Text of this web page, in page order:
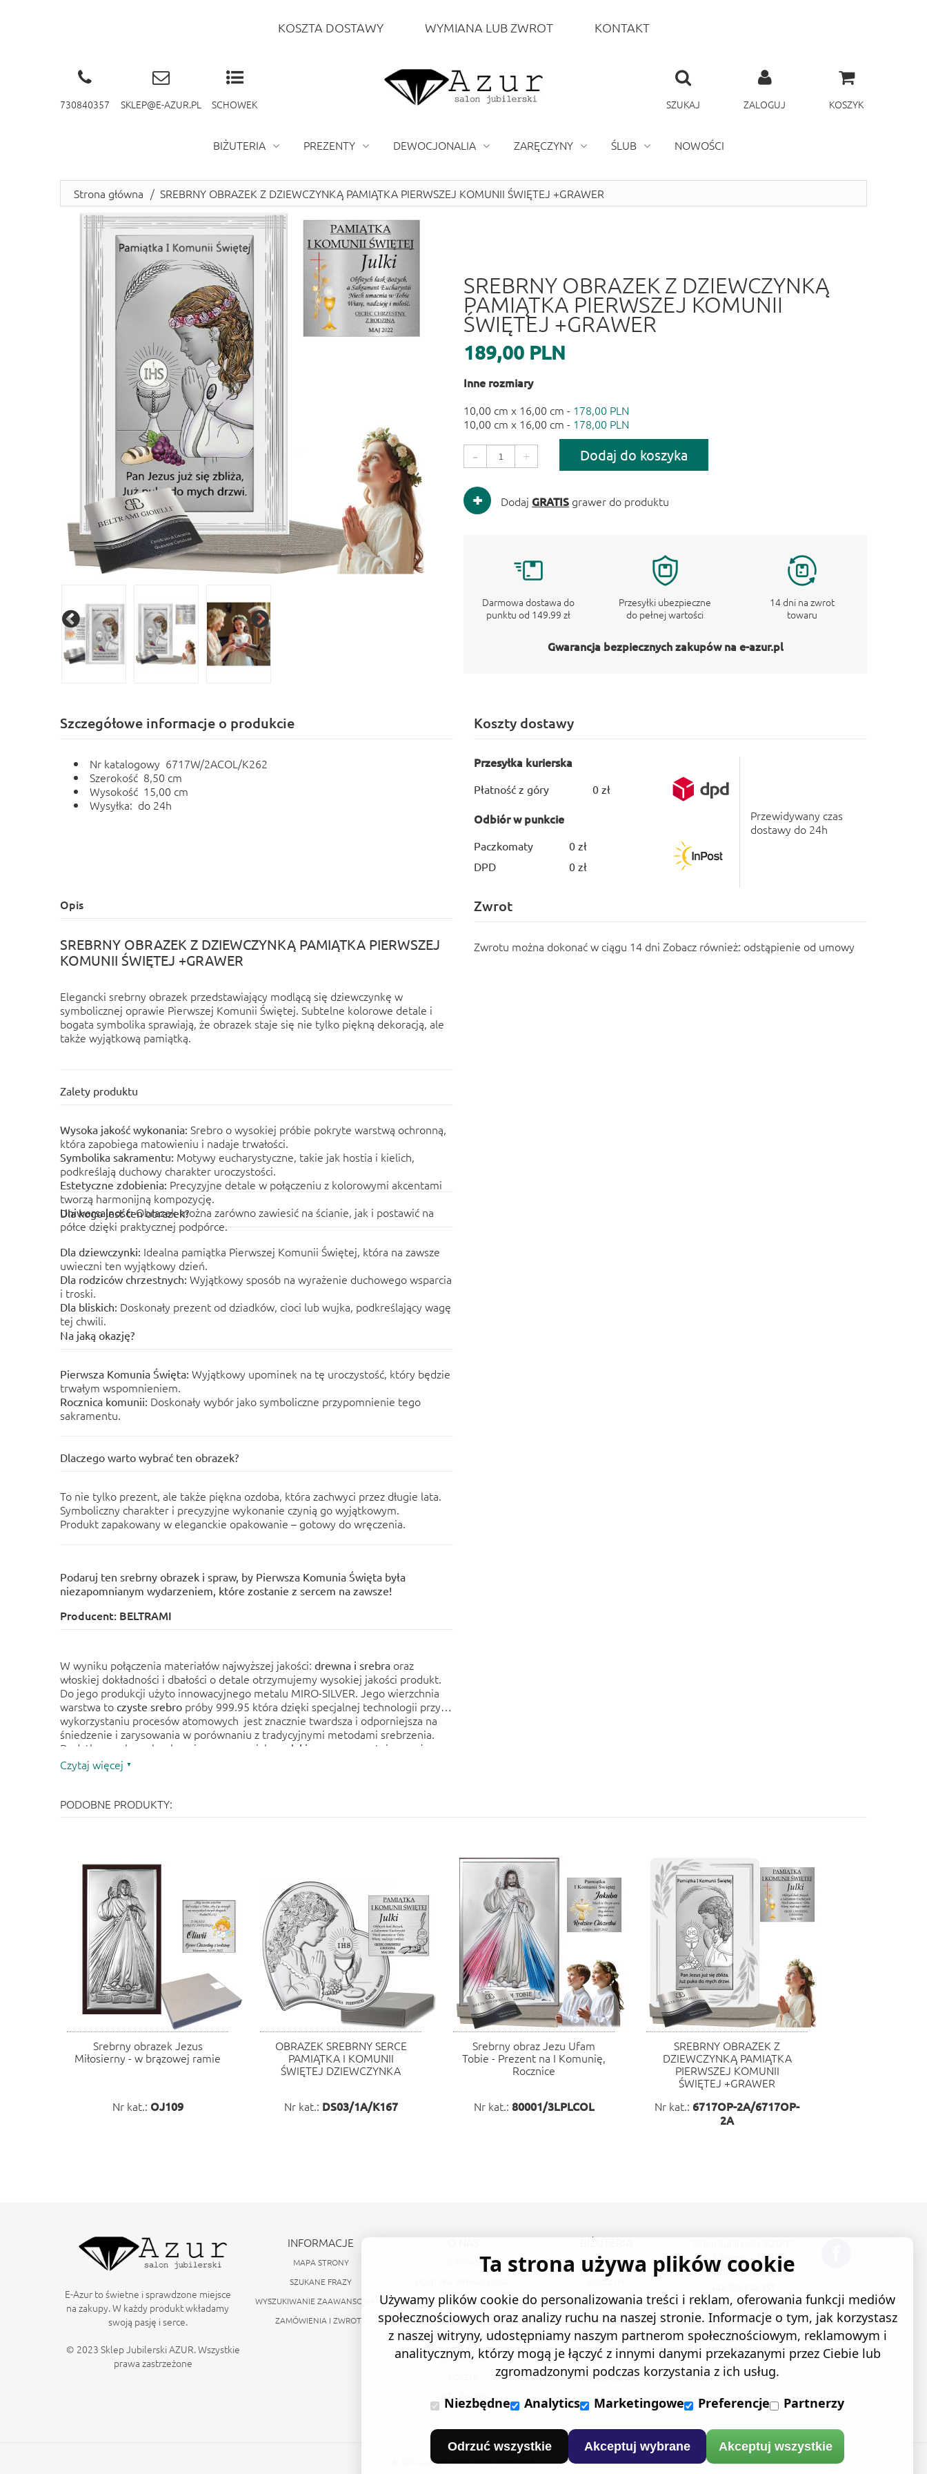
KOSZTA DOSTAWY WYMIANA LUB ZWROT KONTAKT
730840357 SKLEP@E-AZUR.PL SCHOWEK SZUKAJ ZALOGUJ KOSZYK
BIŻUTERIA PREZENTY DEWOCJONALIA ZARĘCZYNY ŚLUB NOWOŚCI
Strona główna / SREBRNY OBRAZEK Z DZIEWCZYNKĄ PAMIĄTKA PIERWSZEJ KOMUNII ŚWIĘTEJ +GRAWER
SREBRNY OBRAZEK Z DZIEWCZYNKĄ
PAMIĄTKA PIERWSZEJ KOMUNII
ŚWIĘTEJ +GRAWER
189,00 PLN
Inne rozmiary
10,00 cm x 16,00 cm - 178,00 PLN
10,00 cm x 16,00 cm - 178,00 PLN
+
- Dodaj do koszyka
Dodaj GRATIS grawer do produktu
Darmowa dostawa do
punktu od 149.99 zł
Przesyłki ubezpieczne
do pełnej wartości
14 dni na zwrot
towaru
Gwarancja bezpiecznych zakupów na e-azur.pl
Szczegółowe informacje o produkcie
Nr katalogowy 6717W/2ACOL/K262
Szerokość 8,50 cm
Wysokość 15,00 cm
Wysyłka: do 24h
Koszty dostawy
Przesyłka kurierska
Płatność z góry 0 zł
Odbiór w punkcie
Paczkomaty
0 zł
DPD
0 zł
Przewidywany czas
dostawy do 24h
Opis
SREBRNY OBRAZEK Z DZIEWCZYNKĄ PAMIĄTKA PIERWSZEJ
KOMUNII ŚWIĘTEJ +GRAWER
Elegancki srebrny obrazek przedstawiający modlącą się dziewczynkę w
symbolicznej oprawie Pierwszej Komunii Świętej. Subtelne kolorowe detale i
bogata symbolika sprawiają, że obrazek staje się nie tylko piękną dekoracją, ale
także wyjątkową pamiątką.
Zalety produktu
Wysoka jakość wykonania: Srebro o wysokiej próbie pokryte warstwą ochronną,
która zapobiega matowieniu i nadaje trwałości.
Symbolika sakramentu: Motywy eucharystyczne, takie jak hostia i kielich,
podkreślają duchowy charakter uroczystości.
Estetyczne zdobienia: Precyzyjne detale w połączeniu z kolorowymi akcentami
tworzą harmonijną kompozycję.
Uniwersalność:Obrazek można zarówno zawiesić na ścianie, jak i postawić na
półce dzięki praktycznej podpórce.
Dla kogo jest ten obrazek?
Dla dziewczynki: Idealna pamiątka Pierwszej Komunii Świętej, która na zawsze
uwieczni ten wyjątkowy dzień.
Dla rodziców chrzestnych: Wyjątkowy sposób na wyrażenie duchowego wsparcia
i troski.
Dla bliskich: Doskonały prezent od dziadków, cioci lub wujka, podkreślający wagę
tej chwili.
Na jaką okazję?
Pierwsza Komunia Święta: Wyjątkowy upominek na tę uroczystość, który będzie
trwałym wspomnieniem.
Rocznica komunii: Doskonały wybór jako symboliczne przypomnienie tego
sakramentu.
Dlaczego warto wybrać ten obrazek?
To nie tylko prezent, ale także piękna ozdoba, która zachwyci przez długie lata.
Symboliczny charakter i precyzyjne wykonanie czynią go wyjątkowym.
Produkt zapakowany w eleganckie opakowanie – gotowy do wręczenia.
Podaruj ten srebrny obrazek i spraw, by Pierwsza Komunia Święta była
niezapomnianym wydarzeniem, które zostanie z sercem na zawsze!
Producent: BELTRAMI
W wyniku połączenia materiałów najwyższej jakości: drewna i srebra oraz
włoskiej dokładności i dbałości o detale otrzymujemy wysokiej jakości produkt.
Do jego produkcji użyto innowacyjnego metalu MIRO-SILVER. Jego wierzchnia
warstwa to czyste srebro próby 999.95 która dzięki specjalnej technologii przy
wykorzystaniu procesów atomowych jest znacznie twardsza i odporniejsza na
śniedzenie i zarysowania w porównaniu z tradycyjnymi metodami srebrzenia.
Dodatkowo obrazek zabezpieczono specjalnym lakierem
, gwarantującym, że
obrazek doskonale odbija światło zachowując piękny wygląd przez wiele lat.
Całość jest umocowana na drewnianym podeście. Jakość finalnego produktu
Czytaj więcej
Zwrot
Zwrotu można dokonać w ciągu 14 dni Zobacz również: odstąpienie od umowy
PODOBNE PRODUKTY:
Srebrny obrazek Jezus
Miłosierny - w brązowej ramie
Nr kat.: OJ109
OBRAZEK SREBRNY SERCE
PAMIĄTKA I KOMUNII
ŚWIĘTEJ DZIEWCZYNKA
Nr kat.: DS03/1A/K167
Srebrny obraz Jezu Ufam
Tobie - Prezent na I Komunię,
Rocznice
Nr kat.: 80001/3LPLCOL
SREBRNY OBRAZEK Z
DZIEWCZYNKĄ PAMIĄTKA
PIERWSZEJ KOMUNII
ŚWIĘTEJ +GRAWER
Nr kat.: 6717OP-2A/6717OP-
2A
E-Azur to świetne i sprawdzone miejsce
na zakupy. W każdy produkt wkładamy
swoją pasję i serce.
© 2023 Sklep Jubilerski AZUR. Wszystkie
prawa zastrzeżone
INFORMACJE
MAPA STRONY
SZUKANE FRAZY
WYSZUKIWANIE ZAAWANSOWANE
ZAMÓWIENIA I ZWROTY
O FIRMIE
REGULAMIN
KONTAKT
MOJE KONTO
LOGOWANIE
LISTA ŻYCZEŃ
BIŻUTERIA
PIERŚCIONKI
NASZYJNIKI
BRANSOLETKI
KOMPLETY
ŁAŃCUSZKI
KOLEKCJE
ul. 1 Sierpnia 24/105
37-450 Stalowa Wola
sklep@e-azur.pl
NIP: 8651420440
REGON: 180831684
© 2024 Azur wszystkie prawa zastrzeżone
Ta strona używa plików cookie
Używamy plików cookie do personalizowania treści i reklam, oferowania funkcji mediów
społecznościowych oraz analizy ruchu na naszej stronie. Informacje o tym, jak korzystasz
z naszej witryny, udostępniamy naszym partnerom społecznościowym, reklamowym i
analitycznym, którzy mogą je łączyć z innymi danymi przekazanymi przez Ciebie lub
zgromadzonymi podczas korzystania z ich usług.
Niezbędne
Analytics Marketingowe Preferencje Partnerzy
Odrzuć wszystkie Akceptuj wybrane Akceptuj wszystkie